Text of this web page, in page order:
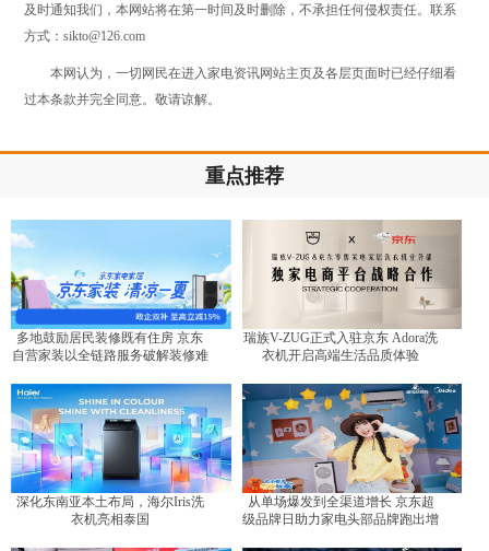
及时通知我们，本网站将在第一时间及时删除，不承担任何侵权责任。联系
方式：sikto@126.com
本网认为，一切网民在进入家电资讯网站主页及各层页面时已经仔细看
过本条款并完全同意。敬请谅解。
重点推荐
多地鼓励居民装修既有住房 京东
自营家装以全链路服务破解装修难
瑞族V-ZUG正式入驻京东 Adora洗
衣机开启高端生活品质体验
深化东南亚本土布局，海尔Iris洗
衣机亮相泰国
从单场爆发到全渠道增长 京东超
级品牌日助力家电头部品牌跑出增